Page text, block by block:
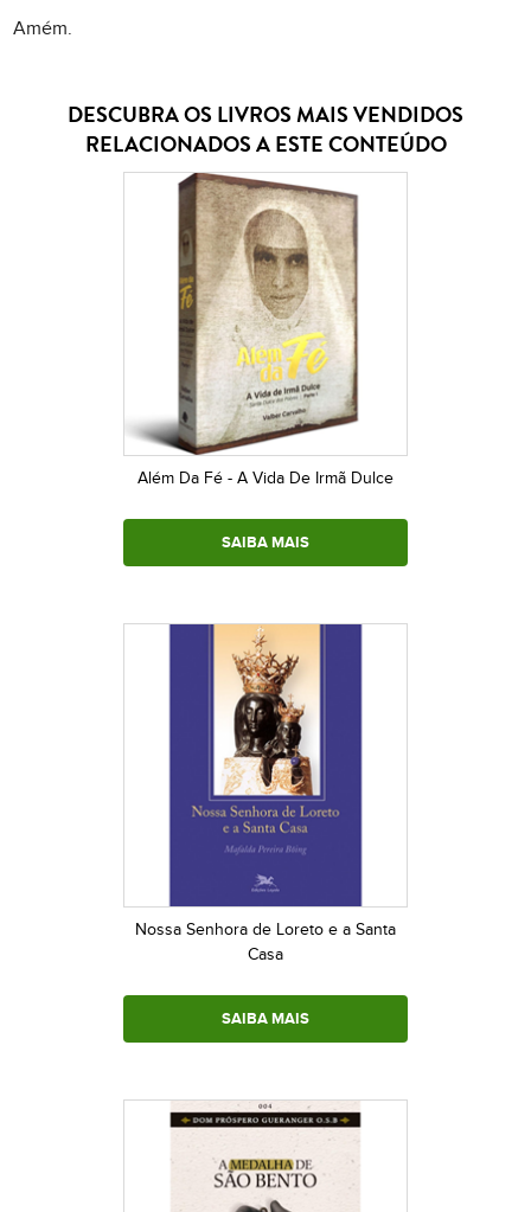
Amém.
DESCUBRA OS LIVROS MAIS VENDIDOS
RELACIONADOS A ESTE CONTEÚDO
Além Da Fé - A Vida De Irmã Dulce
SAIBA MAIS
Nossa Senhora de Loreto e a Santa
Casa
SAIBA MAIS